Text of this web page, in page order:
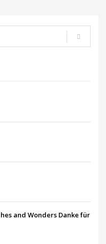
and Wonders Danke für